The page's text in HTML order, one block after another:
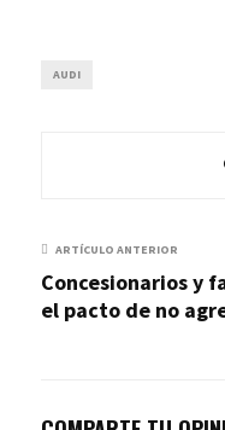
AUDI
ARTÍCULO ANTERIOR
Concesionarios y
el pacto de no